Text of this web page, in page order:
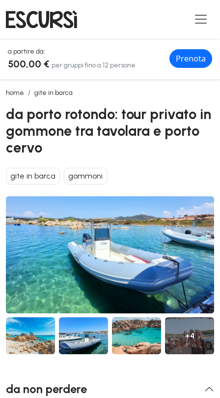
a partire da:
500,00 € per gruppi fino a 12 persone
Prenota
home gite in barca
da porto rotondo: tour privato in gommone tra tavolara e porto cervo
da porto rotondo: tour privato in
gommone tra tavolara e porto
cervo
gite in barca gommoni
+4
da non perdere